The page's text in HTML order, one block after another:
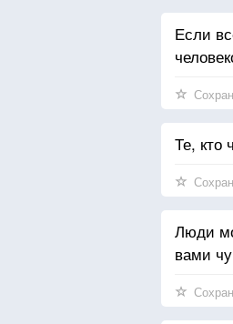
Если
Те, кто
Люди
вами